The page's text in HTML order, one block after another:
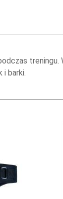
treningu.
i barki.